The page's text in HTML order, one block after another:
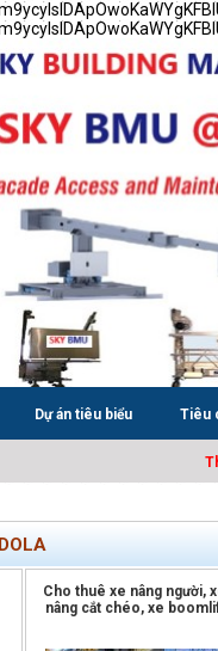
Dự án tiêu biểu Tiêu
Cho thuê xe nâng người,
nâng cắt chéo, xe